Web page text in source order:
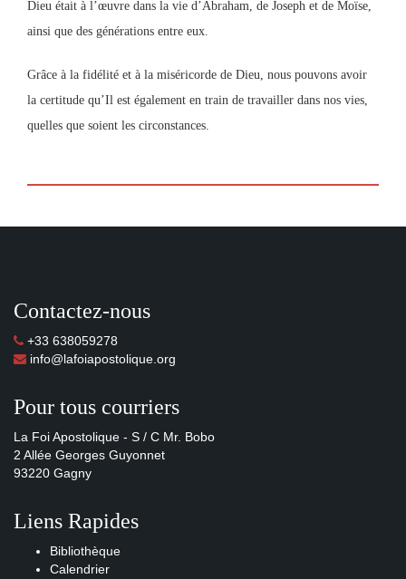
Dieu était à l’œuvre dans la vie d’Abraham, de Joseph et de Moïse,
ainsi que des générations entre eux.
Grâce à la fidélité et à la miséricorde de Dieu, nous pouvons avoir
la certitude qu’Il est également en train de travailler dans nos vies,
quelles que soient les circonstances.
Contactez-nous
+33 638059278
info@lafoiapostolique.org
Pour tous courriers
La Foi Apostolique - S / C Mr. Bobo
2 Allée Georges Guyonnet
93220 Gagny
Liens Rapides
Bibliothèque
Calendrier